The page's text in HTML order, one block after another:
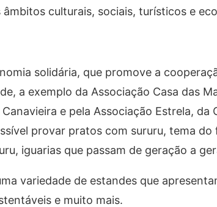
culturais, sociais, turísticos e
solidária, que promove a
a exemplo da Associação Casa das
e pela Associação Estrela, da
provar pratos com sururu, tema do
iguarias que passam de geração a
variedade de estandes que
e muito mais.